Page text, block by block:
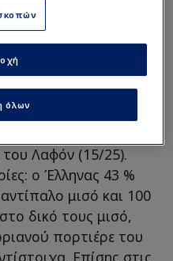
περιοχή, 2 υψηλές
γκολ! Το
του με την μπάλα στα
με τον
θεωρείται και
Έχουμε και λέμε ,
Λαφόν (15/25).
ο Έλληνας 43 %
μισό και 100
δικό τους μισό,
πορτιέρε του
Επίσης στις
όλων